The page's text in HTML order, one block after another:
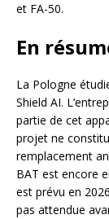
et FA-50.
En
La Pologne
Shield AI.
partie de cet
projet ne
remplacement
BAT est encore
est prévu en
pas attendue